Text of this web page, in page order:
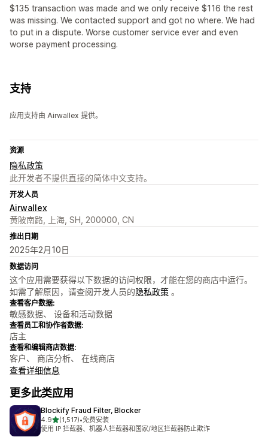
$135 transaction was made and we only receive $116 the rest
was missing. We contacted support and got no where. We had
to put in a dispute. Worse customer service ever and even
worse payment processing.
支持
应用支持由 Airwallex 提供。
资源
隐私政策
此开发者不提供直接的简体中文支持。
开发人员
Airwallex
黄陂南路, 上海, SH, 200000, CN
推出日期
2025年2月10日
数据访问
这个应用需要获得以下数据的访问权限，才能在您的商店中运行。
如需了解原因，请查阅开发人员的隐私政策 。
查看客户数据:
敏感数据、 设备和活动数据
查看员工和协作者数据:
店主
查看和编辑商店数据:
客户、 商店分析、 在线商店
查看详细信息
更多此类应用
Blockify Fraud Filter, Blocker
4.9星（满分 5 星）
(1,517)
总共 1517 条评论
•免费安装
使用 IP 拦截器、机器人拦截器和国家/地区拦截器防止欺诈